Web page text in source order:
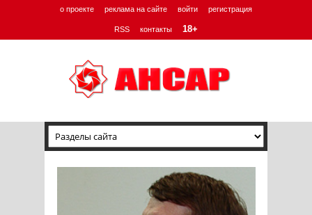
о проекте реклама на сайте войти регистрация
RSS контакты 18+